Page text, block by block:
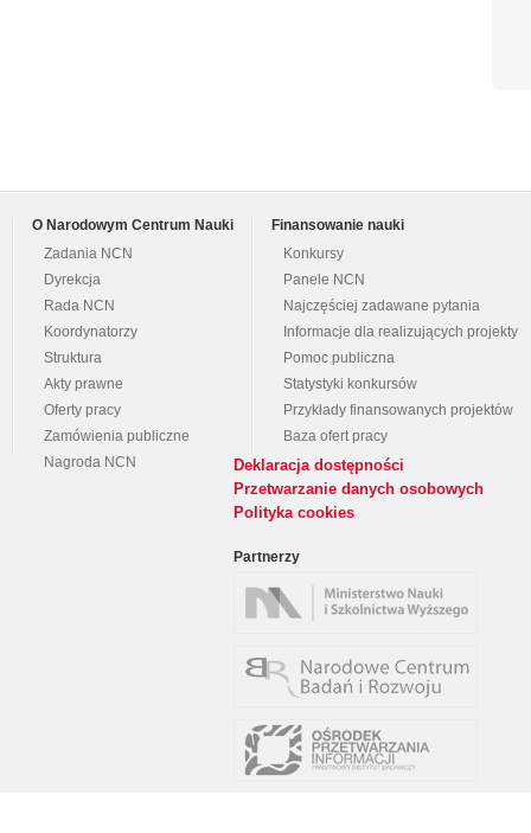
O Narodowym Centrum Nauki
Zadania NCN
Dyrekcja
Rada NCN
Koordynatorzy
Struktura
Akty prawne
Oferty pracy
Zamówienia publiczne
Nagroda NCN
Finansowanie nauki
Konkursy
Panele NCN
Najczęściej zadawane pytania
Informacje dla realizujących projekty
Pomoc publiczna
Statystyki konkursów
Przykłady finansowanych projektów
Baza ofert pracy
Deklaracja dostępności
Przetwarzanie danych osobowych
Polityka cookies
Partnerzy